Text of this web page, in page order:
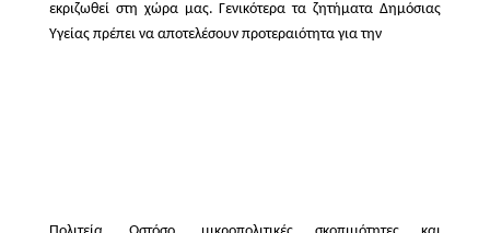
εκριζωθεί στη χώρα μας. Γενικότερα τα ζητήματα Δημόσιας
Υγείας πρέπει να αποτελέσουν προτεραιότητα για την